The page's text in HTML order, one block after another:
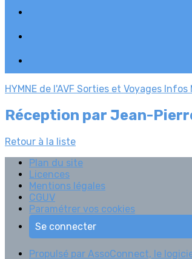
HYMNE de l'AVF Sorties et Voyages Infos
Réception par Jean-
Retour à la liste
Plan du site
Licences
Mentions légales
CGUV
Paramétrer vos cookies
Se connecter
Propulsé par AssoConnect, le